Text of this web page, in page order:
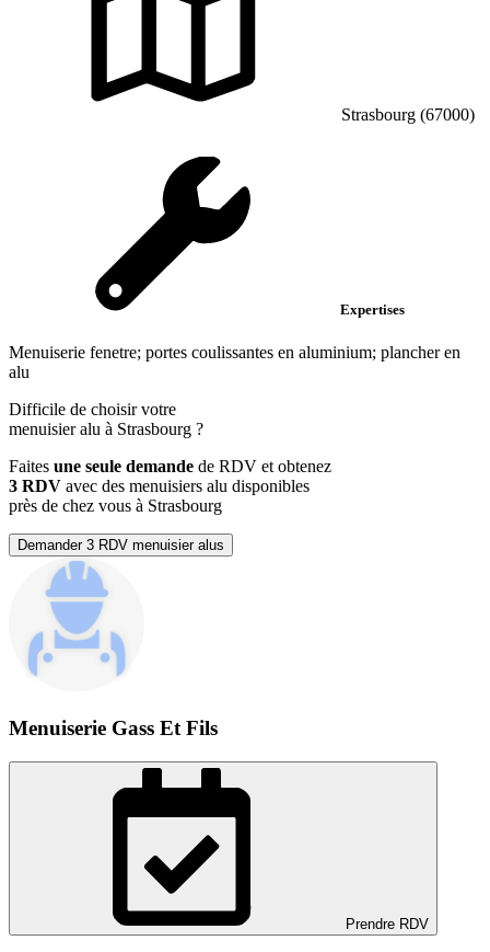
Strasbourg (67000)
Expertises
Menuiserie fenetre; portes coulissantes en aluminium; plancher en
alu
Difficile de choisir votre
menuisier alu à Strasbourg ?
Faites une seule demande de RDV et obtenez
3 RDV avec des menuisiers alu disponibles
près de chez vous à Strasbourg
Demander 3 RDV menuisier alus
Menuiserie Gass Et Fils
Prendre RDV